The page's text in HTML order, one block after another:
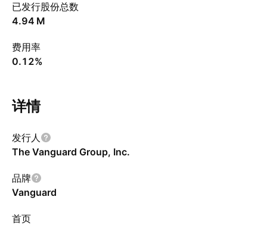
已发行股份总数
‪4.94 M‬
费用率
0.12%
详情
发行人
The Vanguard Group, Inc.
品牌
Vanguard
首页